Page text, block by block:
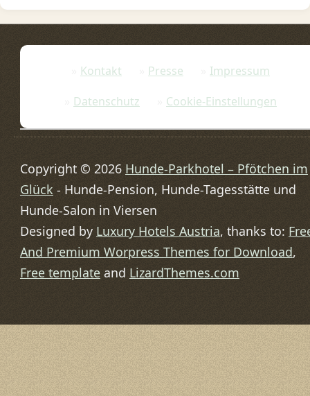
Kontakt Presse
Impressum
Datenschutz
Cookie-Einstellungen
Copyright © 2026 Hunde-Parkhotel – Pfötchen im
Glück - Hunde-Pension, Hunde-Tagesstätte und
Hunde-Salon in Viersen
Designed by Luxury Hotels Austria, thanks to:
And Premium Worpress Themes for Download,
Free templateand LizardThemes.com